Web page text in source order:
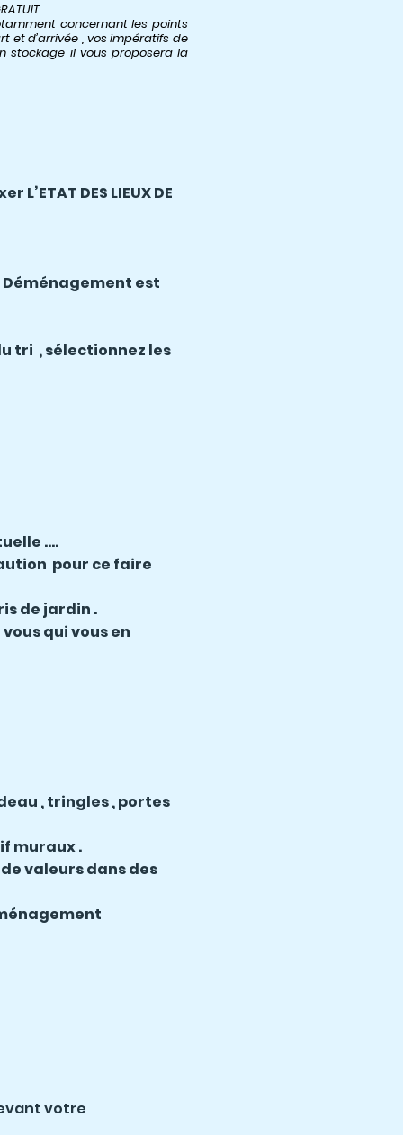
concernant les points
et d’arrivée , vos impératifs de
stockage il vous proposera la
DES LIEUX DE
est
tri , sélectionnez les
….
pour ce faire
de jardin .
vous qui vous en
, tringles , portes
muraux .
valeurs dans des
votre